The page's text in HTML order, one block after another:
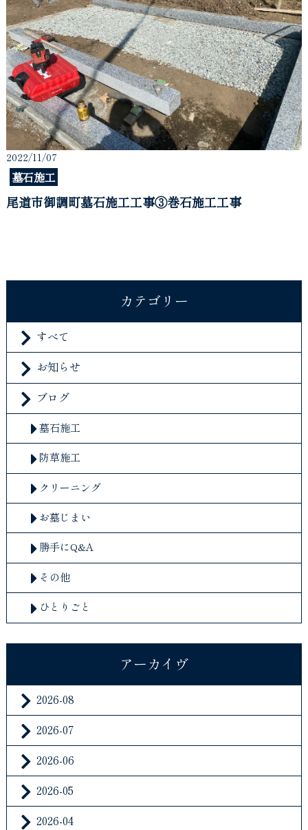
2022/11/07
墓石施工
尾道市御調町墓石施工工事③巻石施工工事
カテゴリー
すべて
お知らせ
ブログ
墓石施工
防草施工
クリーニング
お墓じまい
勝手にQ&A
その他
ひとりごと
アーカイヴ
2026-08
2026-07
2026-06
2026-05
2026-04